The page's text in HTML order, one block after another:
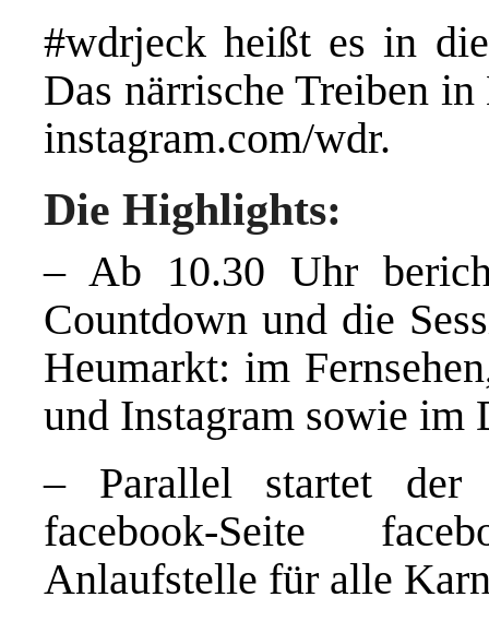
#wdrjeck heißt es in
Das närrische Treiben
instagram.com/wdr.
Die Highlights:
– Ab 10.30 Uhr
Countdown und die
Heumarkt: im
und Instagram sowie im
– Parallel startet
facebook-Seite
Anlaufstelle für alle